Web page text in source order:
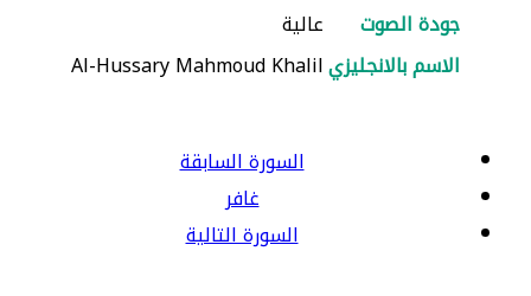
جودة الصوت
عالية
الاسم بالانجليزيAl-Hussary Mahmoud Khalil
السورة السابقة
غافر
السورة التالية